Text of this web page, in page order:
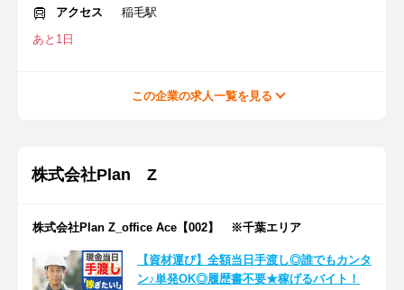
アクセス
稲毛駅
あと1日
この企業の求人一覧を見る
株式会社Plan Z
株式会社Plan Z_office Ace【002】 ※千葉エリア
【資材運び】全額当日手渡し◎誰でもカンタ
ン♪単発OK◎履歴書不要★稼げるバイト！